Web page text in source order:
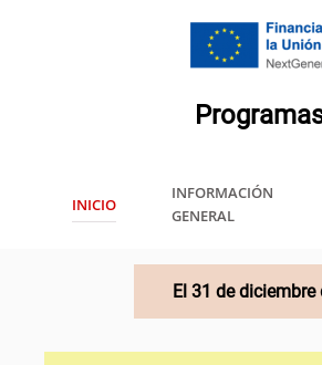
INICIO
INFORMACIÓN
GENERAL
El 31 de